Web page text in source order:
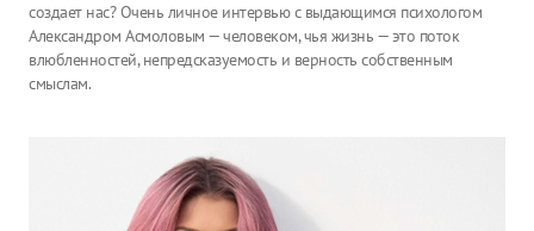
создает нас? Очень личное интервью с выдающимся психологом
Александром Асмоловым — человеком, чья жизнь — это поток
влюбленностей, непредсказуемость и верность собственным
смыслам.